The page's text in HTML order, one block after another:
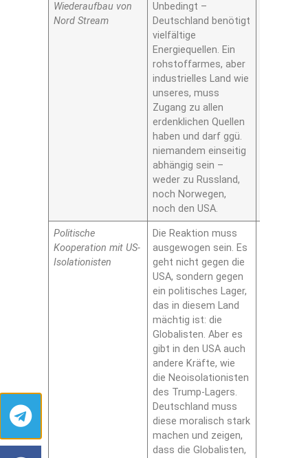
Wiederaufbau von
Nord Stream
Unbedingt –
Deutschland benötigt
vielfältige
Energiequellen. Ein
rohstoffarmes, aber
industrielles Land wie
unseres, muss
Zugang zu allen
erdenklichen Quellen
haben und darf ggü.
niemandem einseitig
abhängig sein –
weder zu Russland,
noch Norwegen,
noch den USA.
Politische
Kooperation mit US-
Isolationisten
Die Reaktion muss
ausgewogen sein. Es
geht nicht gegen die
USA, sondern gegen
ein politisches Lager,
das in diesem Land
mächtig ist: die
Globalisten. Aber es
gibt in den USA auch
andere Kräfte, wie
die Neoisolationisten
des Trump-Lagers.
Deutschland muss
diese moralisch stark
machen und zeigen,
dass die Globalisten,